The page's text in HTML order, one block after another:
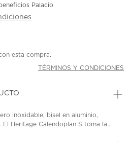
Palacio
esta compra.
TÉRMINOS Y CONDICIONES
inoxidable, bisel en aluminio,
Heritage Calendoplan S toma la...